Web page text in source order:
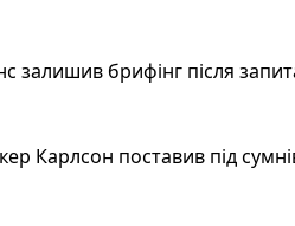
брифінг після
Карлсон поставив під